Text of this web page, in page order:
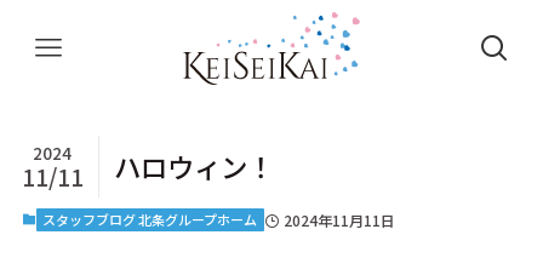
ハロウィン！
2024
11/11
スタッフブログ 北条グループホーム 2024年11月11日